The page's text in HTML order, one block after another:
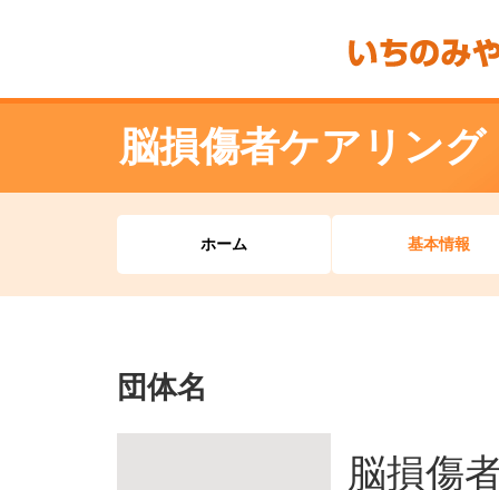
脳損傷者ケアリン
ホーム 基本情報
団体名
脳損傷